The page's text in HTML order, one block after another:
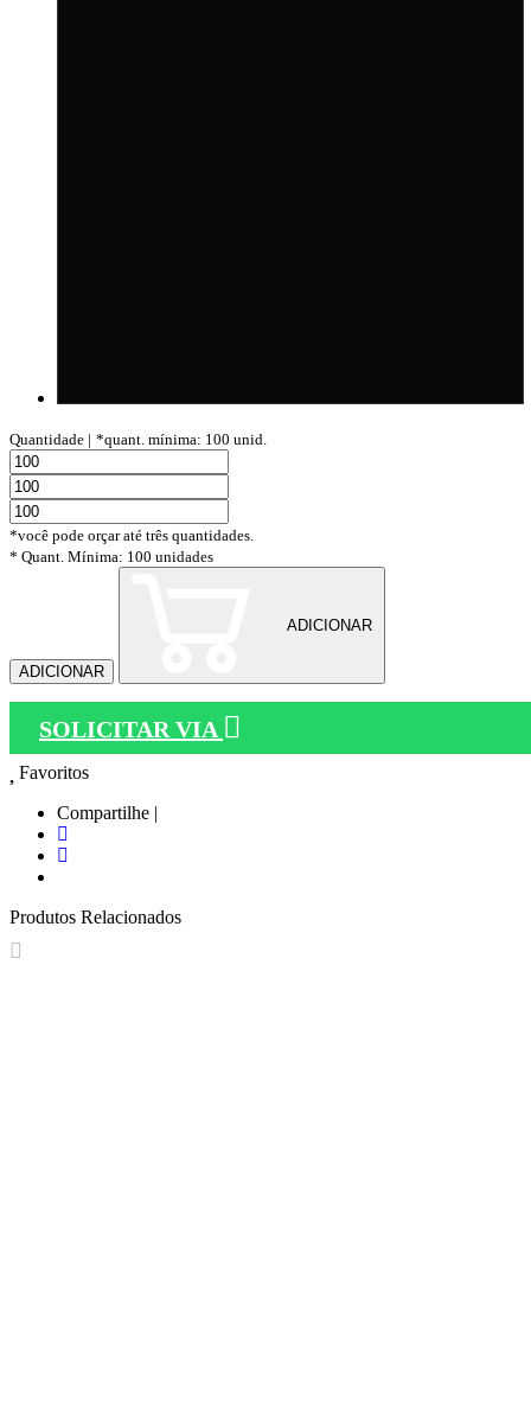
Quantidade | *quant. mínima: 100 unid.
*você pode orçar até três quantidades.
* Quant. Mínima: 100 unidades
ADICIONAR
ADICIONAR
SOLICITAR VIA
Favoritos
Compartilhe |
Produtos Relacionados